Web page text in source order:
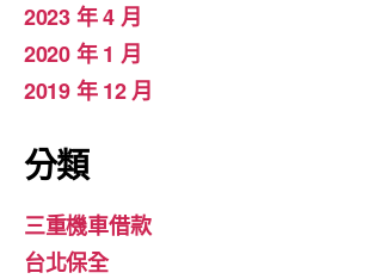
2023 年 4 月
2020 年 1 月
2019 年 12 月
分類
三重機車借款
台北保全